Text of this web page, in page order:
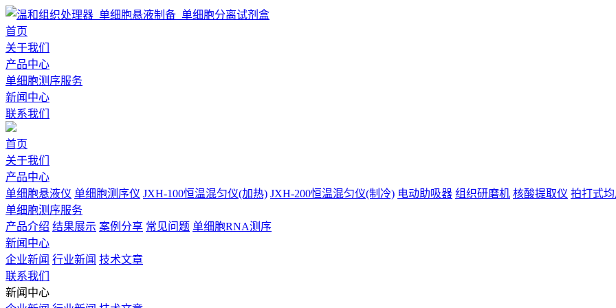
首页
关于我们
产品中心
单细胞测序服务
新闻中心
联系我们
首页
关于我们
产品中心
单细胞悬液仪 单细胞测序仪 JXH-100恒温混匀仪(加热) JXH-200恒温混匀仪(制冷) 电动助吸器 组织研磨机 核酸提取仪 拍打式
单细胞测序服务
产品介绍 结果展示 案例分享 常见问题 单细胞RNA测序
新闻中心
企业新闻 行业新闻 技术文章
联系我们
新闻中心